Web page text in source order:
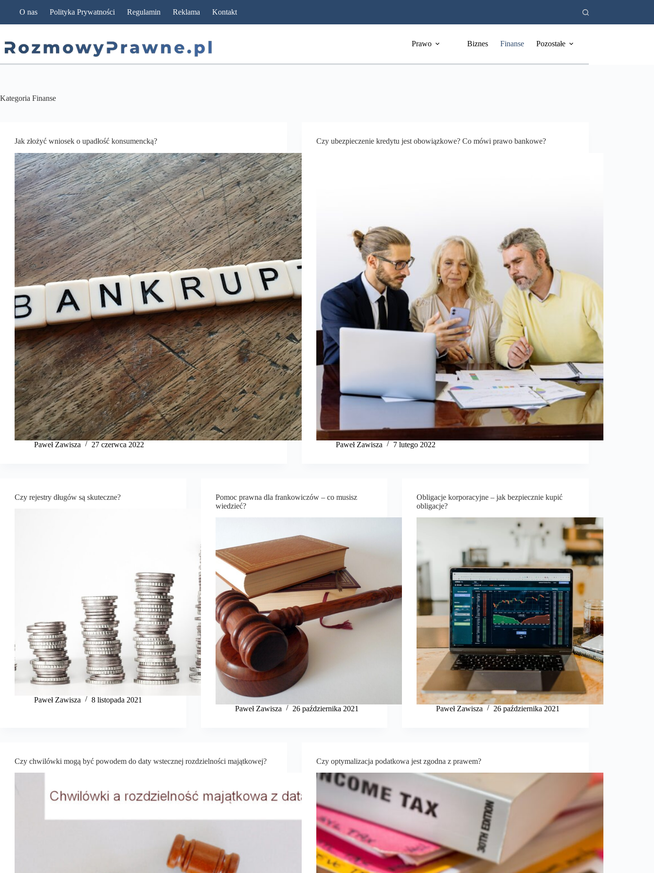
O nas Polityka Prywatności Regulamin Reklama Kontakt
Prawo Biznes Finanse Pozostałe
Kategoria Finanse
Jak złożyć wniosek o upadłość konsumencką?
​Paweł Zawisza 27 czerwca 2022
Czy ubezpieczenie kredytu jest obowiązkowe? Co mówi prawo bankowe?
​Paweł Zawisza 7 lutego 2022
Czy rejestry długów są skuteczne?
​Paweł Zawisza 8 listopada 2021
Pomoc prawna dla frankowiczów – co musisz
wiedzieć?
​Paweł Zawisza 26 października 2021
Obligacje korporacyjne – jak bezpiecznie kupić
obligacje?
​Paweł Zawisza 26 października 2021
Czy chwilówki mogą być powodem do daty wstecznej rozdzielności majątkowej? Czy optymalizacja podatkowa jest zgodna z prawem?